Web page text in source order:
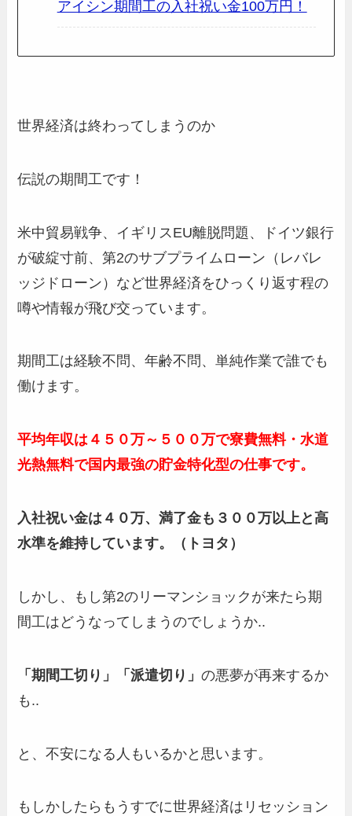
アイシン期間工の入社祝い金100万円！
世界経済は終わってしまうのか
伝説の期間工です！
米中貿易戦争、イギリスEU離脱問題、ドイツ銀行
が破綻寸前、第2のサブプライムローン（レバレ
ッジドローン）など世界経済をひっくり返す程の
噂や情報が飛び交っています。
期間工は経験不問、年齢不問、単純作業で誰でも
働けます。
平均年収は４５０万～５００万で寮費無料・水道
光熱無料で国内最強の貯金特化型の仕事です。
入社祝い金は４０万、満了金も３００万以上と高
水準を維持しています。（トヨタ）
しかし、もし第2のリーマンショックが来たら期
間工はどうなってしまうのでしょうか..
「期間工切り」「派遣切り」の悪夢が再来するか
も..
と、不安になる人もいるかと思います。
もしかしたらもうすでに世界経済はリセッション